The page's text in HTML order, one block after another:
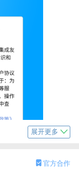
展开更多
官方合作